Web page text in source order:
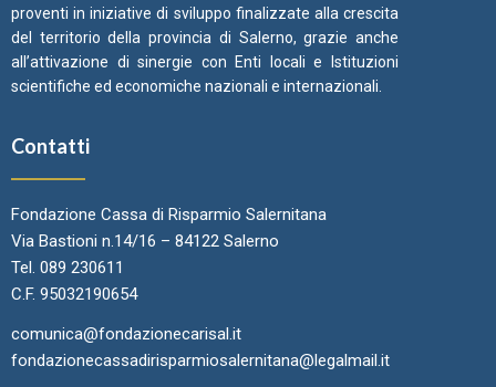
proventi in iniziative di sviluppo finalizzate alla crescita
del territorio della provincia di Salerno, grazie anche
all’attivazione di sinergie con Enti locali e Istituzioni
scientifiche ed economiche nazionali e internazionali.
Contatti
Fondazione Cassa di Risparmio Salernitana
Via Bastioni n.14/16 – 84122 Salerno
Tel. 089 230611
C.F. 95032190654
comunica@fondazionecarisal.it
fondazionecassadirisparmiosalernitana@legalmail.it